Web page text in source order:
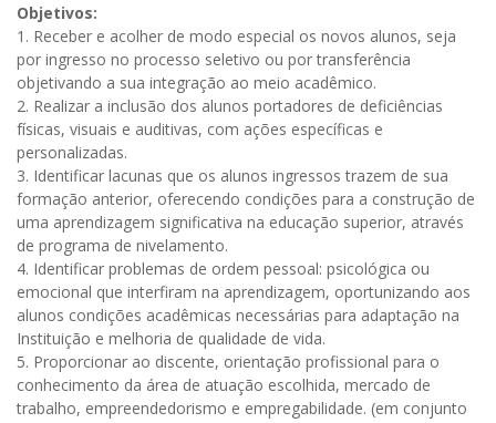
Objetivos:
1. Receber e acolher de modo especial os novos alunos, seja
por ingresso no processo seletivo ou por transferência
objetivando a sua integração ao meio acadêmico.
2. Realizar a inclusão dos alunos portadores de deficiências
físicas, visuais e auditivas, com ações específicas e
personalizadas.
3. Identificar lacunas que os alunos ingressos trazem de sua
formação anterior, oferecendo condições para a construção de
uma aprendizagem significativa na educação superior, através
de programa de nivelamento.
4. Identificar problemas de ordem pessoal: psicológica ou
emocional que interfiram na aprendizagem, oportunizando aos
alunos condições acadêmicas necessárias para adaptação na
Instituição e melhoria de qualidade de vida.
5. Proporcionar ao discente, orientação profissional para o
conhecimento da área de atuação escolhida, mercado de
trabalho, empreendedorismo e empregabilidade. (em conjunto